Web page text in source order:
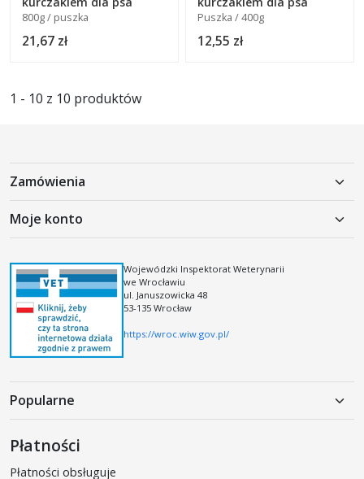
800g / puszka
21,67 zł
Puszka / 400g
12,55 zł
1 - 10 z 10 produktów
Zamówienia
Polityka prywatności
Koszty dostawy
Regulamin kodów i kuponów rabatowych
Moje konto
Moje konto
Rejestracja
Logowanie
Wojewódzki Inspektorat Weterynarii
we Wrocławiu
ul. Januszowicka 48
53-135 Wrocław
https://wroc.wiw.gov.pl/
Popularne
Karma mokra dla psa
Karma sucha dla psa
Produkty weterynaryjne
Płatności
Płatności obsługuje